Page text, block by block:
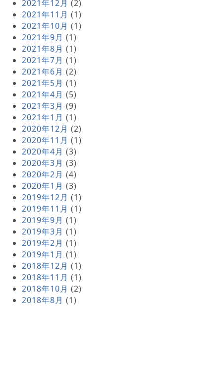
2021年12月 (2)
2021年11月 (1)
2021年10月 (1)
2021年9月 (1)
2021年8月 (1)
2021年7月 (1)
2021年6月 (2)
2021年5月 (1)
2021年4月 (5)
2021年3月 (9)
2021年1月 (1)
2020年12月 (2)
2020年11月 (1)
2020年4月 (3)
2020年3月 (3)
2020年2月 (4)
2020年1月 (3)
2019年12月 (1)
2019年11月 (1)
2019年9月 (1)
2019年3月 (1)
2019年2月 (1)
2019年1月 (1)
2018年12月 (1)
2018年11月 (1)
2018年10月 (2)
2018年8月 (1)